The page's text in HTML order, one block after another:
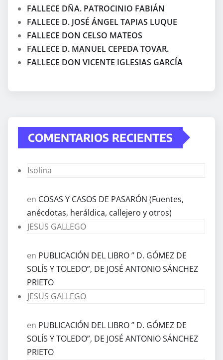
FALLECE DÑA. PATROCINIO FABIÁN
FALLECE D. JOSÉ ÁNGEL TAPIAS LUQUE
FALLECE DON CELSO MATEOS
FALLECE D. MANUEL CEPEDA TOVAR.
FALLECE DON VICENTE IGLESIAS GARCÍA
COMENTARIOS RECIENTES
Isolina
en COSAS Y CASOS DE PASARÓN (Fuentes,
anécdotas, heráldica, callejero y otros)
JESUS GALLEGO
en PUBLICACIÓN DEL LIBRO ” D. GÓMEZ DE
SOLÍS Y TOLEDO”, DE JOSÉ ANTONIO SÁNCHEZ
PRIETO
JESUS GALLEGO
en PUBLICACIÓN DEL LIBRO ” D. GÓMEZ DE
SOLÍS Y TOLEDO”, DE JOSÉ ANTONIO SÁNCHEZ
PRIETO